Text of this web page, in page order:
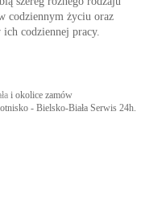
codziennym życiu oraz
ich codziennej pracy.
i okolice zamów
- Bielsko-Biała Serwis 24h.